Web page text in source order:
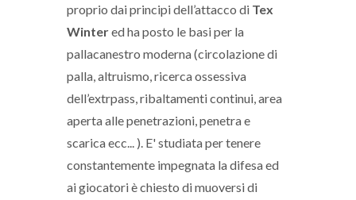
proprio dai principi dell’attacco di Tex
Wintered ha posto le basi per la
pallacanestro moderna (circolazione di
palla, altruismo, ricerca ossessiva
dell’extrpass, ribaltamenti continui, area
aperta alle penetrazioni, penetra e
scarica ecc... ). E' studiata per tenere
constantemente impegnata la difesa ed
ai giocatori è chiesto di muoversi di